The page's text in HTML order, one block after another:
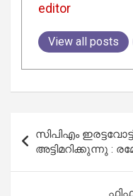
editor
View all posts
navigation
സിപിഎം
അട്ടിമറിക്കുന്നു :